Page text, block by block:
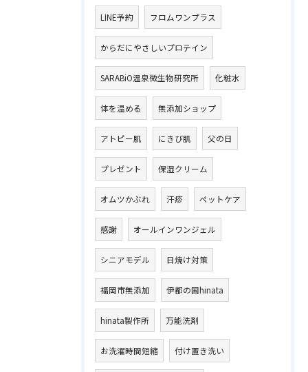
LINE予約 フロムワンプラス
からだにやさしいプロテイン
SARABiO温泉微生物研究所 化粧水
体を温める 無添加ショップ
アトピー肌 にきび肌 父の日
プレゼント 保湿クリーム
オムツかぶれ 汗疹 ペットケア
感謝 オールインワンジェル
シニアモデル 日焼け対策
福岡市無添加 伊都の国hinata
hinata製作所 万能洗剤
お洗濯時間短縮 付け置き洗い